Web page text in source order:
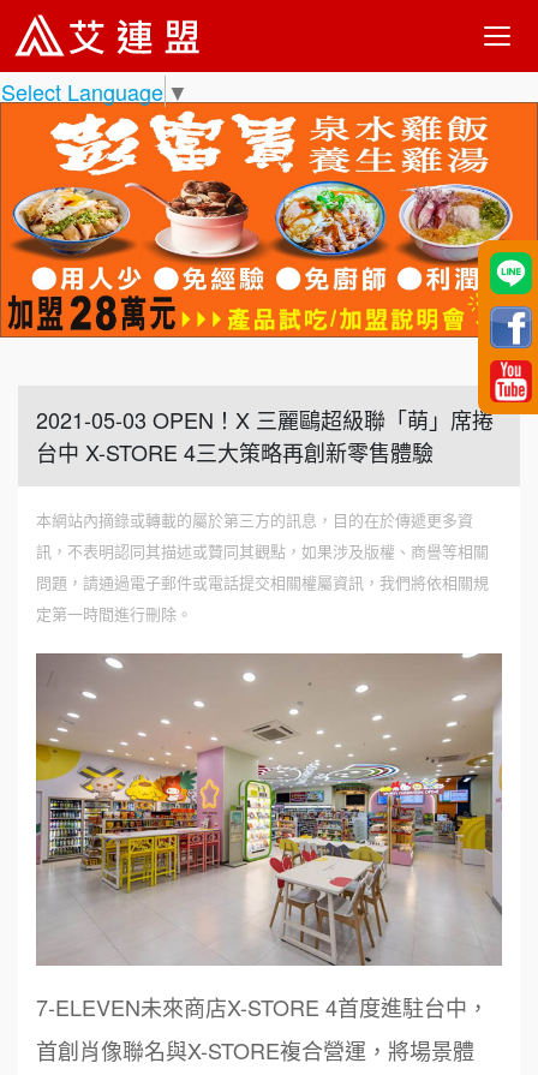
Select Language ▼
2021-05-03 OPEN！X 三麗鷗超級聯「萌」席捲
台中 X-STORE 4三大策略再創新零售體驗
本網站內摘錄或轉載的屬於第三方的訊息，目的在於傳遞更多資
訊，不表明認同其描述或贊同其觀點，如果涉及版權、商譽等相關
問題，請通過電子郵件或電話提交相關權屬資訊，我們將依相關規
定第一時間進行刪除。
7-ELEVEN未來商店X-STORE 4首度進駐台中，
首創肖像聯名與X-STORE複合營運，將場景體